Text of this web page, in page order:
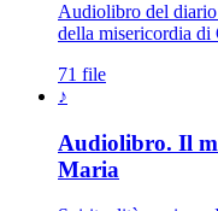
Audiolibro del
della misericordia di
71 file
♪
Audiolibro. Il
Maria